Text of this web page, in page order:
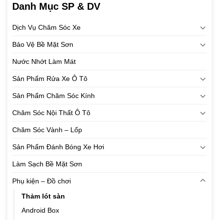
Danh Mục SP & DV
Dịch Vụ Chăm Sóc Xe
Bảo Vệ Bề Mặt Sơn
Nước Nhớt Làm Mát
Sản Phẩm Rửa Xe Ô Tô
Sản Phẩm Chăm Sóc Kính
Chăm Sóc Nội Thất Ô Tô
Chăm Sóc Vành – Lốp
Sản Phẩm Đánh Bóng Xe Hơi
Làm Sạch Bề Mặt Sơn
Phụ kiện – Đồ chơi
Thảm lót sàn
Android Box